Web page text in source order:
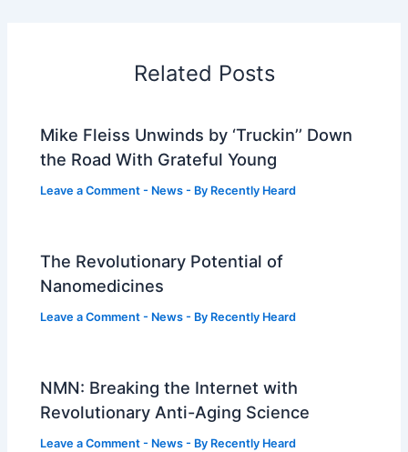
Related Posts
Mike Fleiss Unwinds by ‘Truckin’’ Down
the Road With Grateful Young
Leave a Comment - News - By Recently Heard
The Revolutionary Potential of
Nanomedicines
Leave a Comment - News - By Recently Heard
NMN: Breaking the Internet with
Revolutionary Anti-Aging Science
Leave a Comment - News - By Recently Heard